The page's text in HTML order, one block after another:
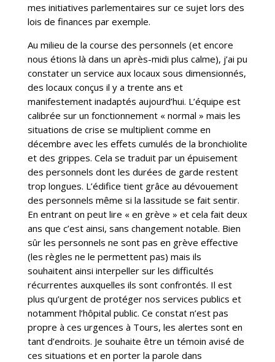
mes initiatives parlementaires sur ce sujet lors des
lois de finances par exemple.
Au milieu de la course des personnels (et encore
nous étions là dans un après-midi plus calme), j’ai pu
constater un service aux locaux sous dimensionnés,
des locaux conçus il y a trente ans et
manifestement inadaptés aujourd’hui. L’équipe est
calibrée sur un fonctionnement « normal » mais les
situations de crise se multiplient comme en
décembre avec les effets cumulés de la bronchiolite
et des grippes. Cela se traduit par un épuisement
des personnels dont les durées de garde restent
trop longues. L’édifice tient grâce au dévouement
des personnels même si la lassitude se fait sentir.
En entrant on peut lire « en grève » et cela fait deux
ans que c’est ainsi, sans changement notable. Bien
sûr les personnels ne sont pas en grève effective
(les règles ne le permettent pas) mais ils
souhaitent ainsi interpeller sur les difficultés
récurrentes auxquelles ils sont confrontés. Il est
plus qu’urgent de protéger nos services publics et
notamment l’hôpital public. Ce constat n’est pas
propre à ces urgences à Tours, les alertes sont en
tant d’endroits. Je souhaite être un témoin avisé de
ces situations et en porter la parole dans